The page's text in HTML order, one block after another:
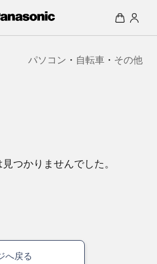
パソコン ・ 自転車 ・ その他
つかりませんでした。
へ戻る